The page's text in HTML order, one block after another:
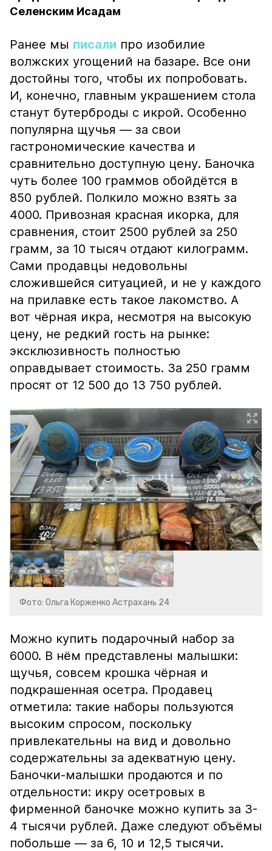
Селенским Исадам
Ранее мы писали про изобилие
волжских угощений на базаре. Все они
достойны того, чтобы их попробовать.
И, конечно, главным украшением стола
станут бутерброды с икрой. Особенно
популярна щучья — за свои
гастрономические качества и
сравнительно доступную цену. Баночка
чуть более 100 граммов обойдётся в
850 рублей. Полкило можно взять за
4000. Привозная красная икорка, для
сравнения, стоит 2500 рублей за 250
грамм, за 10 тысяч отдают килограмм.
Сами продавцы недовольны
сложившейся ситуацией, и не у каждого
на прилавке есть такое лакомство. А
вот чёрная икра, несмотря на высокую
цену, не редкий гость на рынке:
эксклюзивность полностью
оправдывает стоимость. За 250 грамм
просят от 12 500 до 13 750 рублей.
Фото: Ольга Корженко Астрахань 24
Можно купить подарочный набор за
6000. В нём представлены малышки:
щучья, совсем крошка чёрная и
подкрашенная осетра. Продавец
отметила: такие наборы пользуются
высоким спросом, поскольку
привлекательны на вид и довольно
содержательны за адекватную цену.
Баночки-малышки продаются и по
отдельности: икру осетровых в
фирменной баночке можно купить за 3-
4 тысячи рублей. Даже следуют объёмы
побольше — за 6, 10 и 12,5 тысячи.